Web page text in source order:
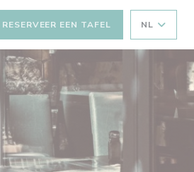
RESERVEER EEN TAFEL NL